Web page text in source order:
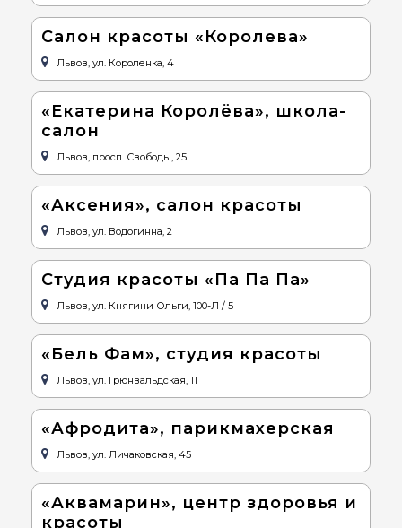
Салон красоты «Королева»
Львов, ул. Короленка, 4
«Екатерина Королёва», школа-
салон
Львов, просп. Свободы, 25
«Аксения», салон красоты
Львов, ул. Водогинна, 2
Студия красоты «Па Па Па»
Львов, ул. Княгини Ольги, 100-Л / 5
«Бель Фам», студия красоты
Львов, ул. Грюнвальдская, 11
«Афродита», парикмахерская
Львов, ул. Личаковская, 45
«Аквамарин», центр здоровья и
красоты